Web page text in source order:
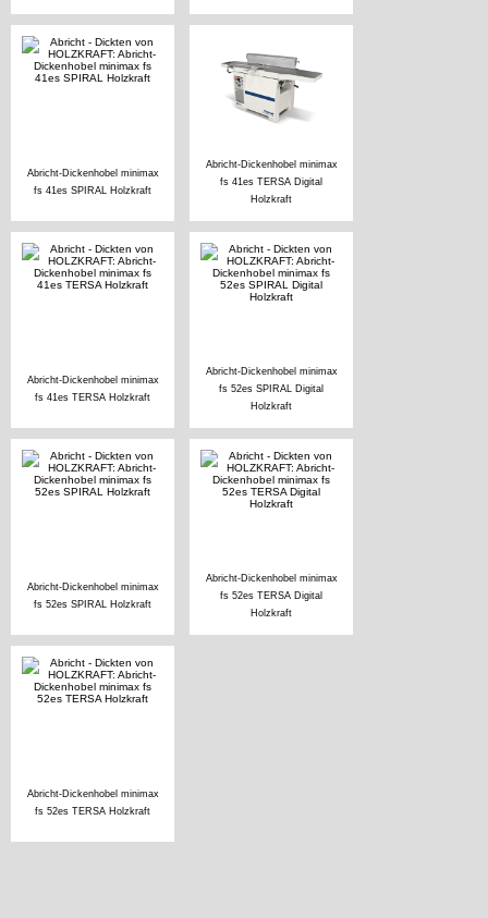
Abricht-Dickenhobel minimax
fs 41es SPIRAL Holzkraft
Abricht-Dickenhobel minimax
fs 41es TERSA Digital
Holzkraft
Abricht-Dickenhobel minimax
fs 41es TERSA Holzkraft
Abricht-Dickenhobel minimax
fs 52es SPIRAL Digital
Holzkraft
Abricht-Dickenhobel minimax
fs 52es SPIRAL Holzkraft
Abricht-Dickenhobel minimax
fs 52es TERSA Digital
Holzkraft
Abricht-Dickenhobel minimax
fs 52es TERSA Holzkraft